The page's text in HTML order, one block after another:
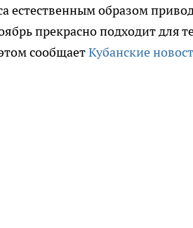
естественным образом
прекрасно подходит для
сообщаетКубанские